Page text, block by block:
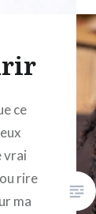
ce
vrai
rire
ma